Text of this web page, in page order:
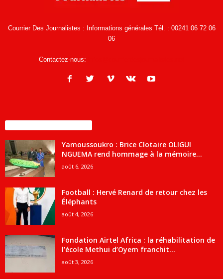
Courrier Des Journalistes : Informations générales Tél. : 00241 06 72 06
06
Contactez-nous:
Yamoussoukro : Brice Clotaire OLIGUI
NGUEMA rend hommage à la mémoire...
août 6, 2026
Football : Hervé Renard de retour chez les
Éléphants
août 4, 2026
Fondation Airtel Africa : la réhabilitation de
l’école Methui d’Oyem franchit...
août 3, 2026